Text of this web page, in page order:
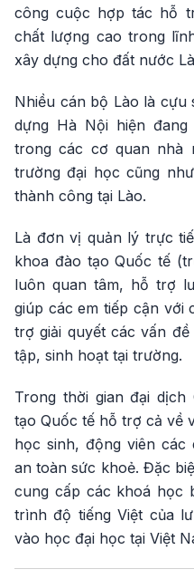
công cuộc hợp tác hỗ
chất lượng cao trong
xây dựng cho đất nước
Nhiều cán bộ Lào là cựu
dựng Hà Nội hiện
trong các cơ quan nhà
trường đại học cũng
thành công tại Lào.
Là đơn vị quản lý trực
khoa đào tạo Quốc tế
luôn quan tâm, hỗ trợ
giúp các em tiếp cận với
trợ giải quyết các vấn
tập, sinh hoạt tại trường.
Trong thời gian đại dịch
tạo Quốc tế hỗ trợ cả về
học sinh, động viên
an toàn sức khoẻ. Đặc
cung cấp các khoá học
trình độ tiếng Việt của
vào học đại học tại Việt